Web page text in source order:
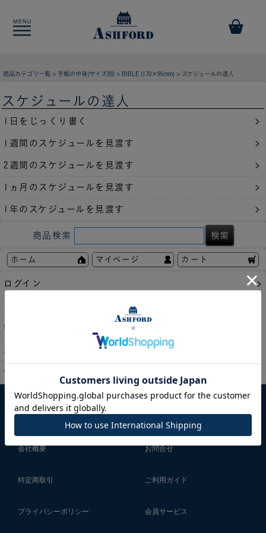
商品カテゴリ一覧 > 手帳の中身(サイズ別) > BIBLE (170×95mm) > スケジュールの達人
スケジュールの達人
1日をじっくり書く
1週間のスケジュールを見渡す
2週間のスケジュールを見渡す
1ヵ月のスケジュールを見渡す
1年のスケジュールを見渡す
商品検索
ホーム マイページ カート
ログイン
特定商取引法に基づく表示
送料とお支払い方法について
個人情報の取扱いについて
初めての方へ 手帳マガジン
会社概要 お問合せ
特定商取引 ご利用ガイド
プライバシーポリシー 会員サービス